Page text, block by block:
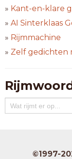
» Kant-en-klare
» AI Sinterklaas
» Rijmmachine
» Zelf gedichten
©1997-